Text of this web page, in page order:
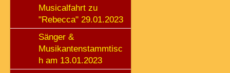
Musicalfahrt zu
"Rebecca" 29.01.2023
Sänger &
Musikantenstammtisc
h am 13.01.2023